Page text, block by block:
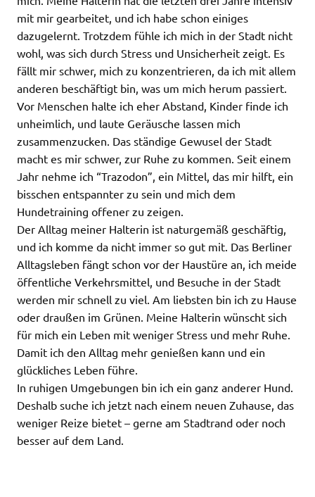
mit mir gearbeitet, und ich habe schon einiges
dazugelernt. Trotzdem fühle ich mich in der Stadt nicht
wohl, was sich durch Stress und Unsicherheit zeigt. Es
fällt mir schwer, mich zu konzentrieren, da ich mit allem
anderen beschäftigt bin, was um mich herum passiert.
Vor Menschen halte ich eher Abstand, Kinder finde ich
unheimlich, und laute Geräusche lassen mich
zusammenzucken. Das ständige Gewusel der Stadt
macht es mir schwer, zur Ruhe zu kommen. Seit einem
Jahr nehme ich “Trazodon”, ein Mittel, das mir hilft, ein
bisschen entspannter zu sein und mich dem
Hundetraining offener zu zeigen.
Der Alltag meiner Halterin ist naturgemäß geschäftig,
und ich komme da nicht immer so gut mit. Das Berliner
Alltagsleben fängt schon vor der Haustüre an, ich meide
öffentliche Verkehrsmittel, und Besuche in der Stadt
werden mir schnell zu viel. Am liebsten bin ich zu Hause
oder draußen im Grünen. Meine Halterin wünscht sich
für mich ein Leben mit weniger Stress und mehr Ruhe.
Damit ich den Alltag mehr genießen kann und ein
glückliches Leben führe.
In ruhigen Umgebungen bin ich ein ganz anderer Hund.
Deshalb suche ich jetzt nach einem neuen Zuhause, das
weniger Reize bietet – gerne am Stadtrand oder noch
besser auf dem Land.